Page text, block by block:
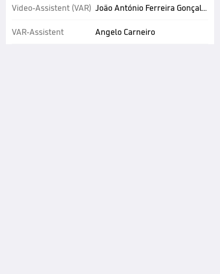
Video-Assistent (VAR)
VAR-Assistent
João António Ferreira Gonçalves
Angelo Carneiro